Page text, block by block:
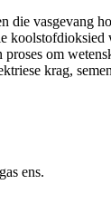
die
om
krag,
ens.